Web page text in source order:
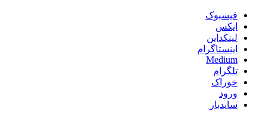
فیسبوک
ایکس
لینکداین
اینستاگرام
Medium
تلگرام
خوراک
ورود
سایدبار